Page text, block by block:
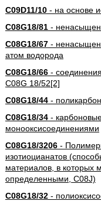
C09D11/10- на основе
C08G18/81-
C08G18/67-
атом водорода
C08G18/66-
C08G 18/52[2]
C08G18/44-
C08G18/34-
монооксисоединениями
C08G18/3206-
изотиоцианатов
материалов, в которых
определенными, C08J)
C08G18/32-